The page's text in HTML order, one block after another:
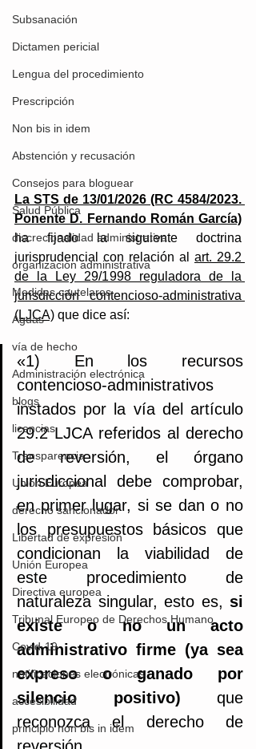
Subsanación
Dictamen pericial
Lengua del procedimiento
Prescripción
Non bis in idem
Abstención y recusación
Consejos para bloguear
Salud Pública
discrecionalidad administrativa
organización administrativa
Medidas cautelares
Aguas
vía de hecho
Administración electrónica
blogs
licencias
Transparencia
Unión Europea
derecho sancionador
Libertad de expresión
Unión Europea
Directiva europea
Tribunal Europeo de Derechos Humano
Covid-19
notificaciones electrónicas
accesibilidad
principio non bis in idem
La STS de 13/01/2026 (RC 4584/2023.
Ponente D. Fernando Román García)
ha fijado la siguiente doctrina
jurisprudencial con relación al art. 29.2
de la Ley 29/1998 reguladora de la
jurisdicción contencioso-administrativa
(LJCA) que dice así:
«1) En los recursos
contencioso-administrativos
instados por la vía del artículo
29.2 LJCA referidos al derecho
de reversión, el órgano
jurisdiccional debe comprobar,
en primer lugar, si se dan o no
los presupuestos básicos que
condicionan la viabilidad de
este procedimiento de
naturaleza singular, esto es, si
existe o no un acto
administrativo firme (ya sea
expreso o ganado por
silencio positivo) que
reconozca el derecho de